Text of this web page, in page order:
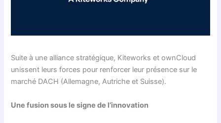
Suite à une alliance stratégique, Kiteworks et ownCloud
unissent leurs forces pour renforcer leur présence sur le
marché DACH (Allemagne, Autriche et Suisse).
Une fusion sous le signe de l’innovation